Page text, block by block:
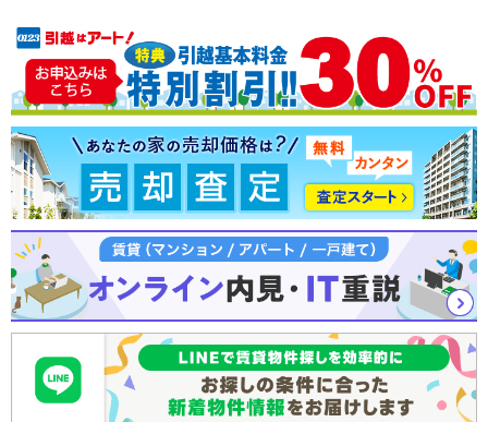
売却査定